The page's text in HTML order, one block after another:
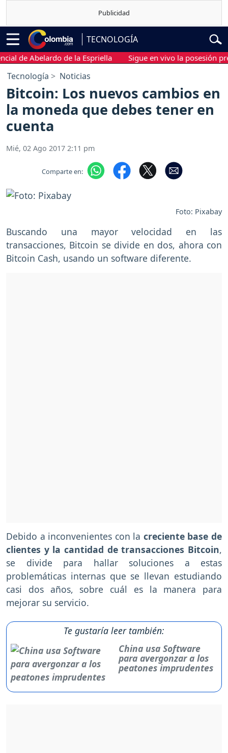
TECNOLOGÍA
Abelardo de la Espriella Sigue en vivo la posesión
Tecnología Noticias
Bitcoin: Los nuevos cambios en
la moneda que debes tener en
cuenta
Mié, 02 Ago 2017 2:11 pm
Comparte en:
Foto: Pixabay
Buscando una mayor velocidad en las
transacciones, Bitcoin se divide en dos, ahora con
Bitcoin Cash, usando un software diferente.
Debido a inconvenientes con la creciente base de
clientes y la cantidad de transacciones Bitcoin,
se divide para hallar soluciones a estas
problemáticas internas que se llevan estudiando
casi dos años, sobre cuál es la manera para
mejorar su servicio.
Te gustaría leer también:
China usa Software
para avergonzar a los
peatones imprudentes